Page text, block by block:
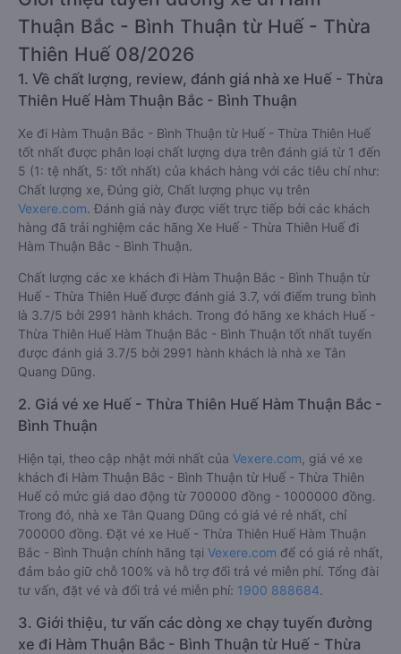
Thuận Bắc - Bình Thuận từ Huế - Thừa
Thiên Huế 08/2026
1. Về chất lượng, review, đánh giá nhà xe Huế - Thừa
Thiên Huế Hàm Thuận Bắc - Bình Thuận
Xe đi Hàm Thuận Bắc - Bình Thuận từ Huế - Thừa Thiên Huế
tốt nhất được phân loại chất lượng dựa trên đánh giá từ 1 đến
5 (1: tệ nhất, 5: tốt nhất) của khách hàng với các tiêu chí như:
Chất lượng xe, Đúng giờ, Chất lượng phục vụ trên
Vexere.com. Đánh giá này được viết trực tiếp bởi các khách
hàng đã trải nghiệm các hãng Xe Huế - Thừa Thiên Huế đi
Hàm Thuận Bắc - Bình Thuận.
Chất lượng các xe khách đi Hàm Thuận Bắc - Bình Thuận từ
Huế - Thừa Thiên Huế được đánh giá 3.7, với điểm trung bình
là 3.7/5 bởi 2991 hành khách. Trong đó hãng xe khách Huế -
Thừa Thiên Huế Hàm Thuận Bắc - Bình Thuận tốt nhất tuyến
được đánh giá 3.7/5 bởi 2991 hành khách là nhà xe Tân
Quang Dũng.
2. Giá vé xe Huế - Thừa Thiên Huế Hàm Thuận Bắc -
Bình Thuận
Hiện tại, theo cập nhật mới nhất của Vexere.com , giá vé xe
khách đi Hàm Thuận Bắc - Bình Thuận từ Huế - Thừa Thiên
Huế có mức giá dao động từ 700000 đồng - 1000000 đồng.
Trong đó, nhà xe Tân Quang Dũng có giá vé rẻ nhất, chỉ
700000 đồng. Đặt vé xe Huế - Thừa Thiên Huế Hàm Thuận
Bắc - Bình Thuận chính hãng tại Vexere.com để có giá rẻ nhất,
đảm bảo giữ chỗ 100% và hỗ trợ đổi trả vé miễn phí. Tổng đài
tư vấn, đặt vé và đổi trả vé miễn phí: 1900 888684.
3. Giới thiệu, tư vấn các dòng xe chạy tuyến đường
xe đi Hàm Thuận Bắc - Bình Thuận từ Huế - Thừa